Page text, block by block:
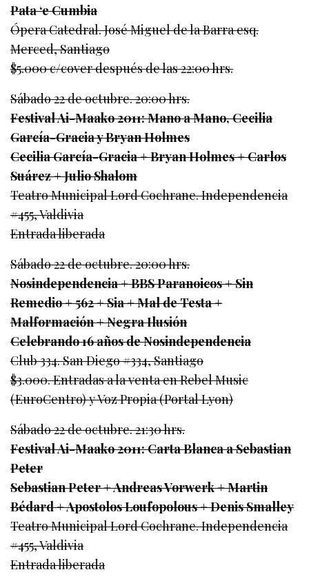
Pata ‘e Cumbia
Ópera Catedral. José Miguel de la Barra esq.
Merced, Santiago
$5.000 c/cover después de las 22:00 hrs.
Sábado 22 de octubre. 20:00 hrs.
Festival Ai-Maako 2011: Mano a Mano, Cecilia
García-Gracia y Bryan Holmes
Cecilia García-Gracia + Bryan Holmes + Carlos
Suárez + Julio Shalom
Teatro Municipal Lord Cochrane. Independencia
#455, Valdivia
Entrada liberada
Sábado 22 de octubre. 20:00 hrs.
Nosindependencia + BBS Paranoicos + Sin
Remedio + 562 + Sia + Mal de Testa +
Malformación + Negra Ilusión
Celebrando 16 años de Nosindependencia
Club 334. San Diego #334, Santiago
$3.000. Entradas a la venta en Rebel Music
(EuroCentro) y Voz Propia (Portal Lyon)
Sábado 22 de octubre. 21:30 hrs.
Festival Ai-Maako 2011: Carta Blanca a Sebastian
Peter
Sebastian Peter + Andreas Vorwerk + Martin
Bédard + Apostolos Loufopolous + Denis Smalley
Teatro Municipal Lord Cochrane. Independencia
#455, Valdivia
Entrada liberada